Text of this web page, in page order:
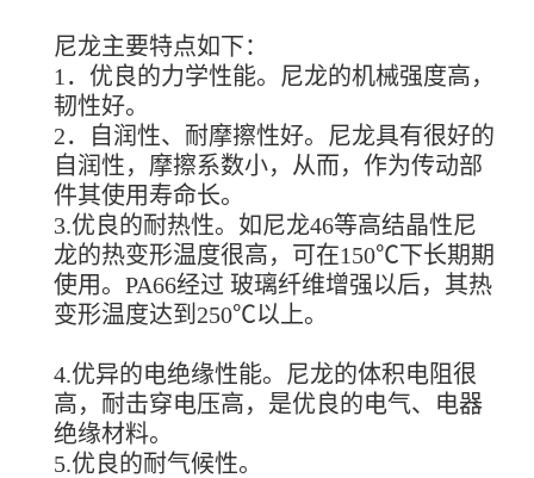
尼龙主要特点如下：
1．优良的力学性能。尼龙的机械强度高，
韧性好。
2．自润性、耐摩擦性好。尼龙具有很好的
自润性，摩擦系数小，从而，作为传动部
件其使用寿命长。
3.优良的耐热性。如尼龙46等高结晶性尼
龙的热变形温度很高，可在150℃下长期期
使用。PA66经过 玻璃纤维增强以后，其热
变形温度达到250℃以上。
4.优异的电绝缘性能。尼龙的体积电阻很
高，耐击穿电压高，是优良的电气、电器
绝缘材料。
5.优良的耐气候性。